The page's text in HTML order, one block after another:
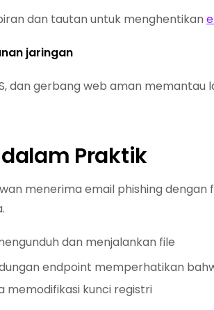
dan tautan untuk menghentikan
jaringan
dan gerbang web aman
Praktik
menerima email phishing
dan menjalankan file
endpoint memperhatikan
memodifikasi kunci registri